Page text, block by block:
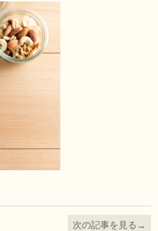
次の記事を見る→